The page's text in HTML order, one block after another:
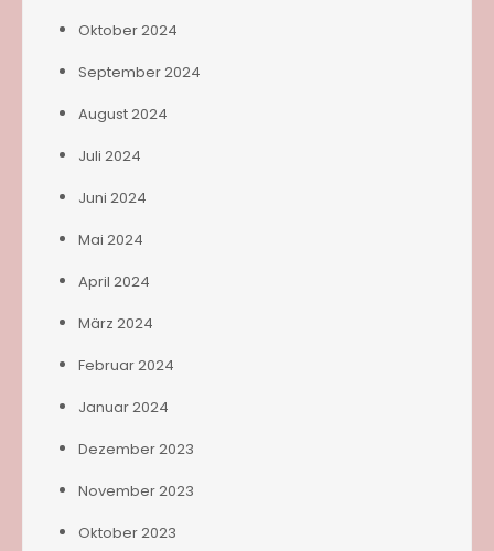
Oktober 2024
September 2024
August 2024
Juli 2024
Juni 2024
Mai 2024
April 2024
März 2024
Februar 2024
Januar 2024
Dezember 2023
November 2023
Oktober 2023